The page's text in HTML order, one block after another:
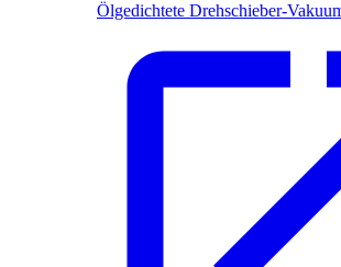
Ölgedichtete Drehschieber-